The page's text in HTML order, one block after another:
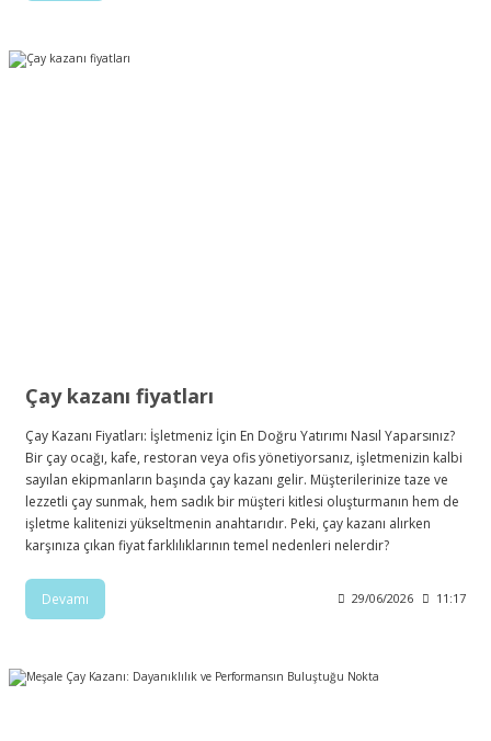
Çay kazanı fiyatları
Çay Kazanı Fiyatları: İşletmeniz İçin En Doğru Yatırımı Nasıl Yaparsınız?
Bir çay ocağı, kafe, restoran veya ofis yönetiyorsanız, işletmenizin kalbi
sayılan ekipmanların başında çay kazanı gelir. Müşterilerinize taze ve
lezzetli çay sunmak, hem sadık bir müşteri kitlesi oluşturmanın hem de
işletme kalitenizi yükseltmenin anahtarıdır. Peki, çay kazanı alırken
karşınıza çıkan fiyat farklılıklarının temel nedenleri nelerdir?
Devamı 29/06/2026 11:17